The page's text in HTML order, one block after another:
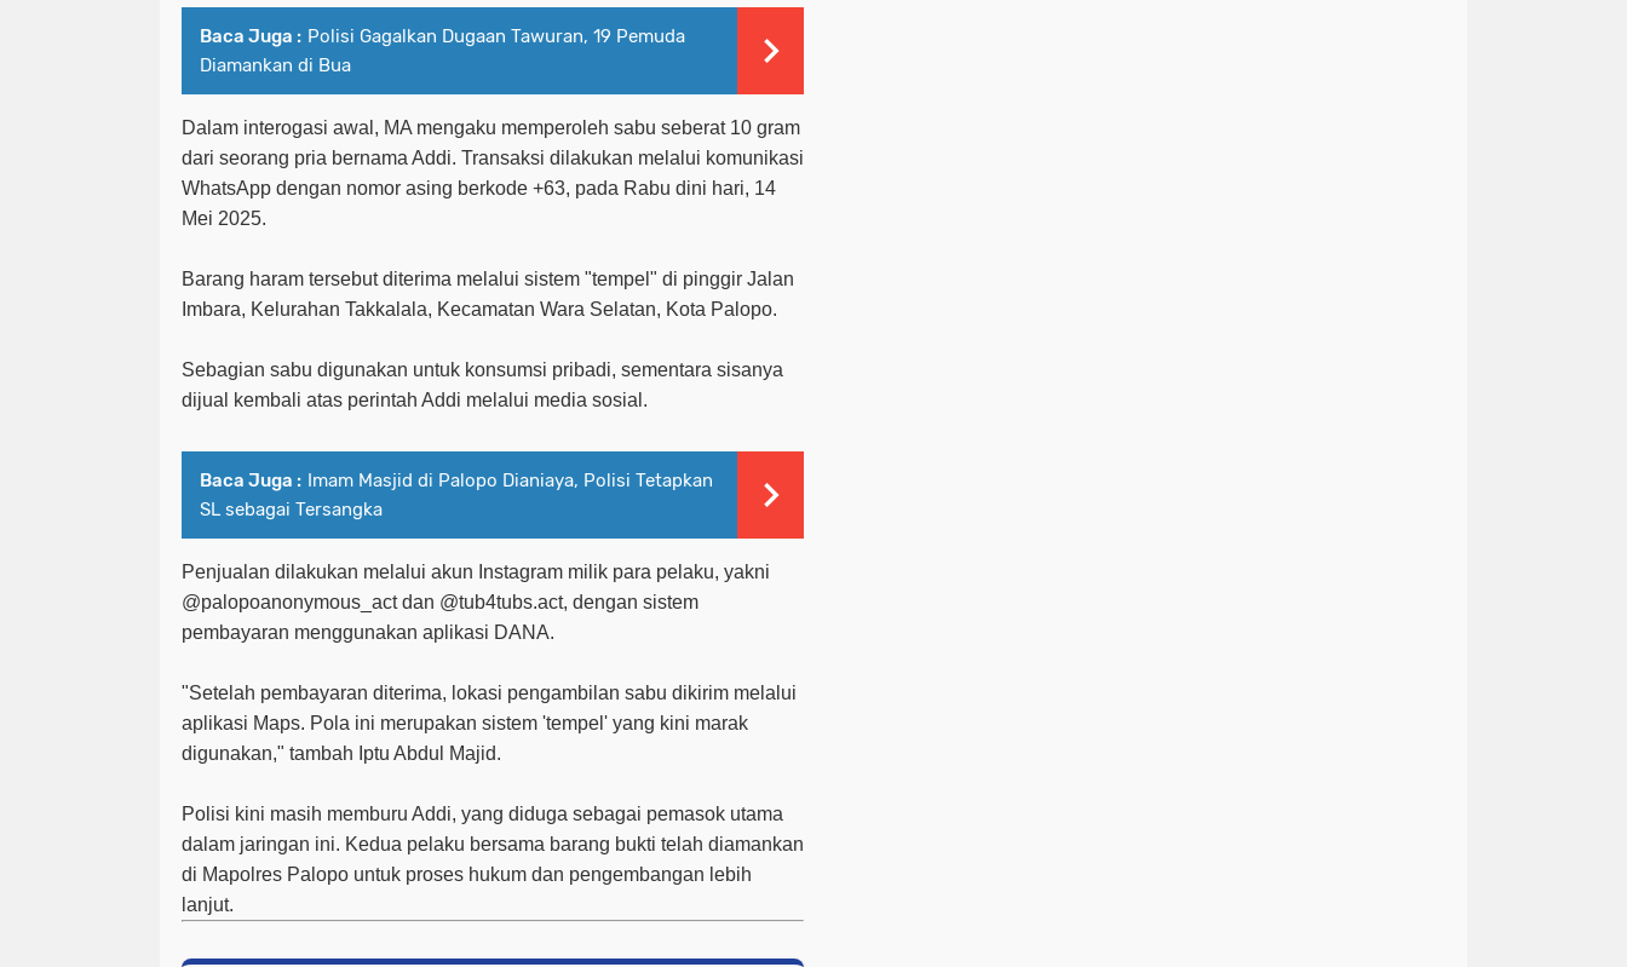
Baca Juga : Polisi Gagalkan Dugaan Tawuran, 19 Pemuda
Diamankan di Bua
Dalam interogasi awal, MA mengaku memperoleh sabu seberat 10 gram
dari seorang pria bernama Addi. Transaksi dilakukan melalui komunikasi
WhatsApp dengan nomor asing berkode +63, pada Rabu dini hari, 14
Mei 2025.
Barang haram tersebut diterima melalui sistem "tempel" di pinggir Jalan
Imbara, Kelurahan Takkalala, Kecamatan Wara Selatan, Kota Palopo.
Sebagian sabu digunakan untuk konsumsi pribadi, sementara sisanya
dijual kembali atas perintah Addi melalui media sosial.
Baca Juga : Imam Masjid di Palopo Dianiaya, Polisi Tetapkan
SL sebagai Tersangka
Penjualan dilakukan melalui akun Instagram milik para pelaku, yakni
@palopoanonymous_act dan @tub4tubs.act, dengan sistem
pembayaran menggunakan aplikasi DANA.
"Setelah pembayaran diterima, lokasi pengambilan sabu dikirim melalui
aplikasi Maps. Pola ini merupakan sistem 'tempel' yang kini marak
digunakan," tambah Iptu Abdul Majid.
Polisi kini masih memburu Addi, yang diduga sebagai pemasok utama
dalam jaringan ini. Kedua pelaku bersama barang bukti telah diamankan
di Mapolres Palopo untuk proses hukum dan pengembangan lebih
lanjut.